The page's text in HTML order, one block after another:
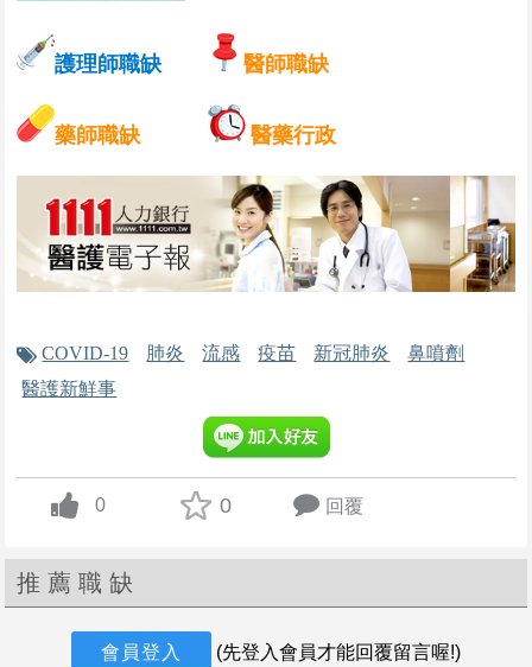
戴德森醫療財團法人嘉義基督教醫院
不拘，不拘，嘉義市東區
今天
兒童心臟科主治醫師 戴德森醫療財團法人嘉義基督教醫院
不拘，不拘，嘉義市東區
不拘，不拘，嘉義市東區
不拘，不拘，嘉義市東區
護理師職缺 醫師職缺
藥師職缺 醫藥行政
COVID-19 肺炎 流感 疫苗 新冠肺炎
鼻噴劑
醫護新鮮事
up vote
0 0 回覆
推薦職缺
會員登入 (先登入會員才能回覆留言喔!)